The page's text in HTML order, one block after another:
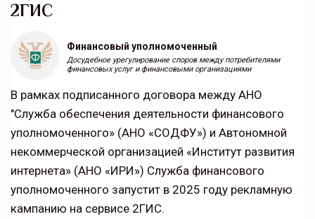
2ГИС
Финансовый уполномоченный
Досудебное урегулирование споров между потребителями
финансовых услуг и финансовыми организациями
В рамках подписанного договора между АНО
"Служба обеспечения деятельности финансового
уполномоченного» (АНО «СОДФУ») и Автономной
некоммерческой организацией «Институт развития
интернета» (АНО «ИРИ») Служба финансового
уполномоченного запустит в 2025 году рекламную
кампанию на сервисе 2ГИС.